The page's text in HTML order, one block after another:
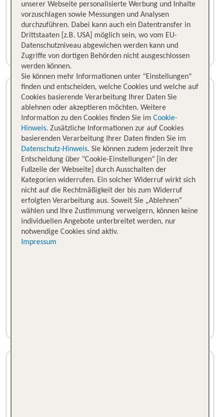
unserer Webseite personalisierte Werbung und Inhalte
vorzuschlagen sowie Messungen und Analysen
durchzuführen. Dabei kann auch ein Datentransfer in
Drittstaaten [z.B. USA] möglich sein, wo vom EU-
Datenschutzniveau abgewichen werden kann und
Zugriffe von dortigen Behörden nicht ausgeschlossen
werden können.
Sie können mehr Informationen unter "Einstellungen"
finden und entscheiden, welche Cookies und welche auf
Cookies basierende Verarbeitung Ihrer Daten Sie
ablehnen oder akzeptieren möchten. Weitere
Information zu den Cookies finden Sie im Cookie-
Hinweis. Zusätzliche Informationen zur auf Cookies
basierenden Verarbeitung Ihrer Daten finden Sie im
Datenschutz-Hinweis. Sie können zudem jederzeit Ihre
Entscheidung über "Cookie-Einstellungen" [in der
Fußzeile der Webseite] durch Ausschalten der
Kategorien widerrufen. Ein solcher Widerruf wirkt sich
nicht auf die Rechtmäßigkeit der bis zum Widerruf
erfolgten Verarbeitung aus. Soweit Sie „Ablehnen“
wählen und Ihre Zustimmung verweigern, können keine
individuellen Angebote unterbreitet werden, nur
notwendige Cookies sind aktiv.
Impressum